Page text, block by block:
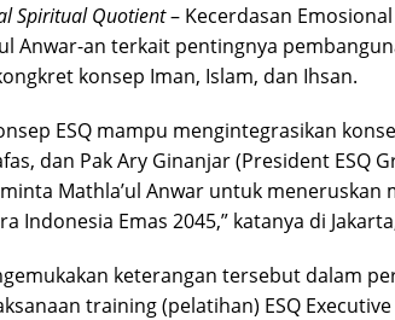
Spiritual Quotient– Kecerdasan
Anwar-an terkait pentingnya
konsep Iman, Islam, dan Ihsan.
ESQ mampu mengintegrasikan
dan Pak Ary Ginanjar (President ESQ
Mathla’ul Anwar untuk
Indonesia Emas 2045,” katanya di
keterangan tersebut dalam
training (pelatihan) ESQ